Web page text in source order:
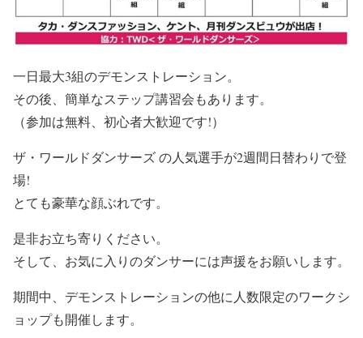
一日最大3組のデモンストレーション。
その後、簡単なステップ講習会もあります。
（参加は無料、初心者大歓迎です!）
ザ・ワールドダンサーズ の人気選手が2週間日替わりで登
場!
とても豪華な顔ぶれです。
是非お立ち寄りください。
そして、お気に入りのダンサーには声援をお願いします。
期間中、デモンストレーションの他に人数限定のワークシ
ョップも開催します。